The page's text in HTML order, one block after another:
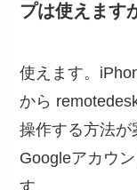
プは使えます
使えます。
から
操作する方法が
Googleアカウ
す。